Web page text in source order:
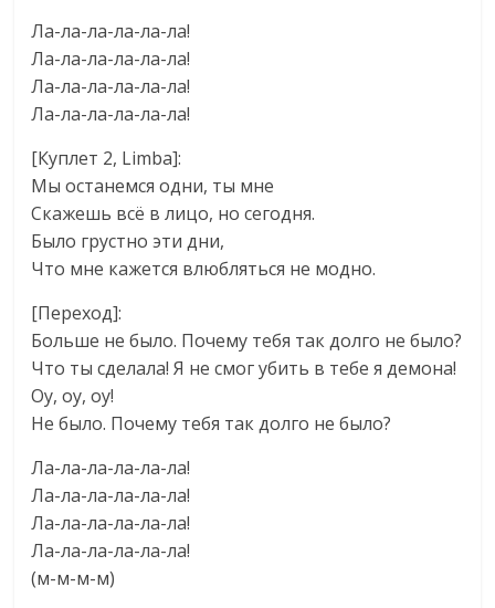
Ла-ла-ла-ла-ла-ла!
Ла-ла-ла-ла-ла-ла!
Ла-ла-ла-ла-ла-ла!
Ла-ла-ла-ла-ла-ла!
[Куплет 2, Limba]:
Мы останемся одни, ты мне
Скажешь всё в лицо, но сегодня.
Было грустно эти дни,
Что мне кажется влюбляться не модно.
[Переход]:
Больше не было. Почему тебя так долго не было?
Что ты сделала! Я не смог убить в тебе я демона!
Оу, оу, оу!
Не было. Почему тебя так долго не было?
Ла-ла-ла-ла-ла-ла!
Ла-ла-ла-ла-ла-ла!
Ла-ла-ла-ла-ла-ла!
Ла-ла-ла-ла-ла-ла!
(м-м-м-м)